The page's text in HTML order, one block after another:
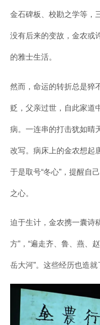
金石碑板、校勘之学等，
没有后来的变故，金农或
的雅士生活。
然而，命运的转折总是猝
贬，父亲过世，自此家道
病。一连串的打击犹如晴
改写。病床上的金农想起
于是取号“冬心”，提醒自
之心。
迫于生计，金农携一囊诗
方”，“遍走齐、鲁、燕、
岳大河”。这些经历也造就